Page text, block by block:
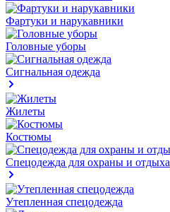
Фартуки и нарукавники
Головные уборы
Сигнальная одежда
Жилеты
Костюмы
Спецодежда для охраны и отдыха
Утепленная спецодежда